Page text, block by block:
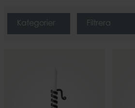
Kategorier Filtrera